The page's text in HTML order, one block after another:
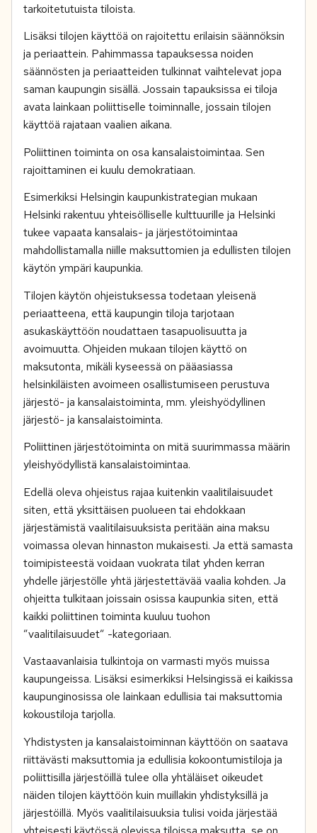
tarkoitetutuista tiloista.
Lisäksi tilojen käyttöä on rajoitettu erilaisin säännöksin
ja periaattein. Pahimmassa tapauksessa noiden
säännösten ja periaatteiden tulkinnat vaihtelevat jopa
saman kaupungin sisällä. Jossain tapauksissa ei tiloja
avata lainkaan poliittiselle toiminnalle, jossain tilojen
käyttöä rajataan vaalien aikana.
Poliittinen toiminta on osa kansalaistoimintaa. Sen
rajoittaminen ei kuulu demokratiaan.
Esimerkiksi Helsingin kaupunkistrategian mukaan
Helsinki rakentuu yhteisölliselle kulttuurille ja Helsinki
tukee vapaata kansalais- ja järjestötoimintaa
mahdollistamalla niille maksuttomien ja edullisten tilojen
käytön ympäri kaupunkia.
Tilojen käytön ohjeistuksessa todetaan yleisenä
periaatteena, että kaupungin tiloja tarjotaan
asukaskäyttöön noudattaen tasapuolisuutta ja
avoimuutta. Ohjeiden mukaan tilojen käyttö on
maksutonta, mikäli kyseessä on pääasiassa
helsinkiläisten avoimeen osallistumiseen perustuva
järjestö- ja kansalaistoiminta, mm. yleishyödyllinen
järjestö- ja kansalaistoiminta.
Poliittinen järjestötoiminta on mitä suurimmassa määrin
yleishyödyllistä kansalaistoimintaa.
Edellä oleva ohjeistus rajaa kuitenkin vaalitilaisuudet
siten, että yksittäisen puolueen tai ehdokkaan
järjestämistä vaalitilaisuuksista peritään aina maksu
voimassa olevan hinnaston mukaisesti. Ja että samasta
toimipisteestä voidaan vuokrata tilat yhden kerran
yhdelle järjestölle yhtä järjestettävää vaalia kohden. Ja
ohjeitta tulkitaan joissain osissa kaupunkia siten, että
kaikki poliittinen toiminta kuuluu tuohon
”vaalitilaisuudet” -kategoriaan.
Vastaavanlaisia tulkintoja on varmasti myös muissa
kaupungeissa. Lisäksi esimerkiksi Helsingissä ei kaikissa
kaupunginosissa ole lainkaan edullisia tai maksuttomia
kokoustiloja tarjolla.
Yhdistysten ja kansalaistoiminnan käyttöön on saatava
riittävästi maksuttomia ja edullisia kokoontumistiloja ja
poliittisilla järjestöillä tulee olla yhtäläiset oikeudet
näiden tilojen käyttöön kuin muillakin yhdistyksillä ja
järjestöillä. Myös vaalitilaisuuksia tulisi voida järjestää